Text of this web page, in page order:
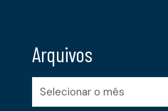
Arquivos
Arquivos